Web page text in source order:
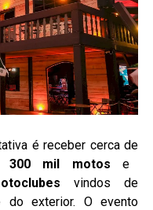
é receber cerca de
300 mil motos e
vindos de
exterior. O evento